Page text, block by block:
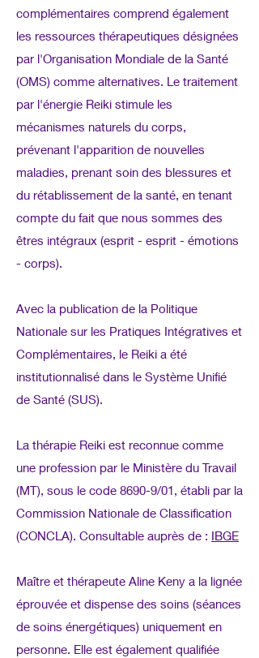
complémentaires comprend également
les ressources thérapeutiques désignées
par l'Organisation Mondiale de la Santé
(OMS) comme alternatives. Le traitement
par l'énergie Reiki stimule les
mécanismes naturels du corps,
prévenant l'apparition de nouvelles
maladies, prenant soin des blessures et
du rétablissement de la santé, en tenant
compte du fait que nous sommes des
êtres intégraux (esprit - esprit - émotions
- corps).
Avec la publication de la Politique
Nationale sur les Pratiques Intégratives et
Complémentaires, le Reiki a été
institutionnalisé dans le Système Unifié
de Santé (SUS).
La thérapie Reiki est reconnue comme
une profession par le Ministère du Travail
(MT), sous le code 8690-9/01, établi par la
Commission Nationale de Classification
(CONCLA). Consultable auprès de : IBGE
Maître et thérapeute Aline Keny a la lignée
éprouvée et dispense des soins (séances
de soins énergétiques) uniquement en
personne. Elle est également qualifiée